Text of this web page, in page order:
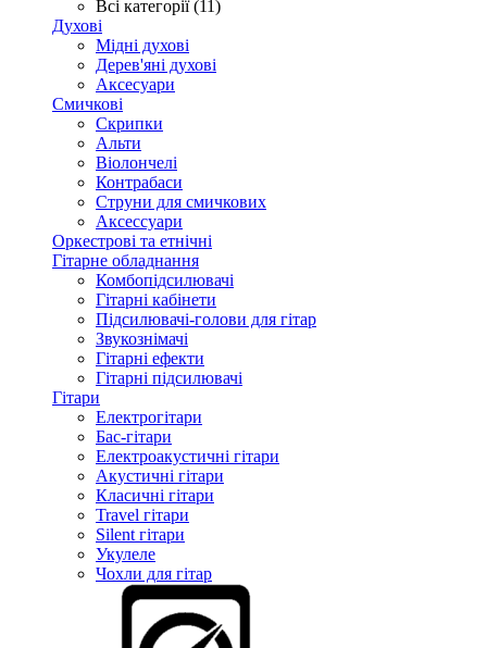
Всі категорії (11)
Духові
Мідні духові
Дерев'яні духові
Аксесуари
Смичкові
Скрипки
Альти
Віолончелі
Контрабаси
Струни для смичкових
Аксеcсуари
Оркестрові та етнічні
Гітарне обладнання
Комбопідсилювачі
Гітарні кабінети
Підсилювачі-голови для гітар
Звукознімачі
Гітарні ефекти
Гітарні підсилювачі
Гітари
Електрогітари
Бас-гітари
Електроакустичні гітари
Акустичні гітари
Класичні гітари
Travel гітари
Silent гітари
Укулеле
Чохли для гітар